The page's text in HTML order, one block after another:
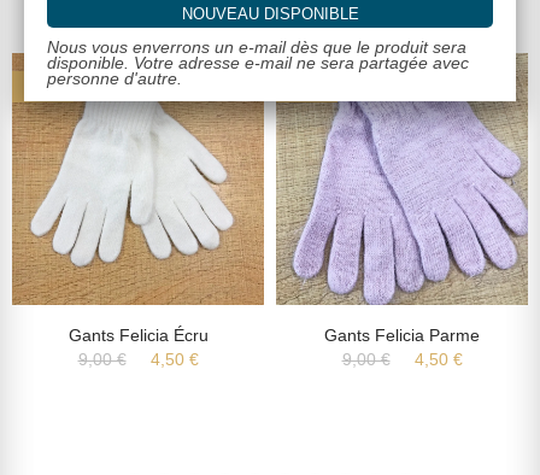
-50%
Gants Felicia Écru
9,00 €
4,50 €
Gants Felicia Parme
9,00 €
4,50 €
NOUVEAU DISPONIBLE
Nous vous enverrons un e-mail dès que le produit sera
disponible. Votre adresse e-mail ne sera partagée avec
personne d'autre.